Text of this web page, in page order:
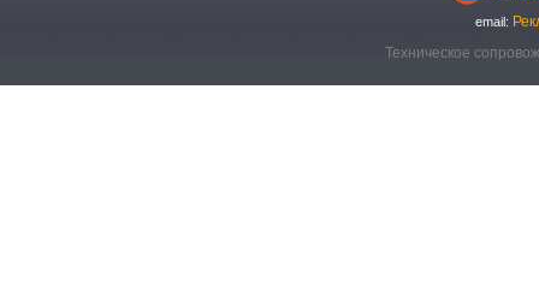
email:
Техническое